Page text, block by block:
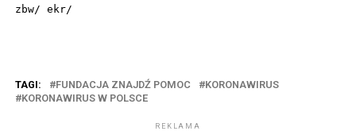
zbw/ ekr/
TAGI: FUNDACJA ZNAJDŹ POMOC
KORONAWIRUS
KORONAWIRUS W POLSCE
REKLAMA